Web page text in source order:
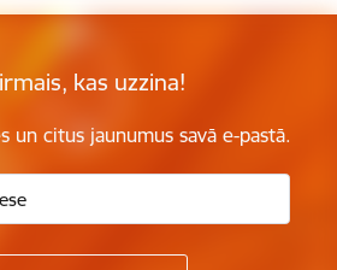
kas uzzina!
un citus jaunumus savā e-pastā.